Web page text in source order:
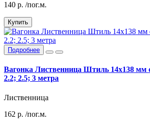
140 р. /пог.м.
Купить
Подробнее
Вагонка Лиственница Штиль 14х138 мм
2.2; 2.5; 3 метра
Лиственница
162 р. /пог.м.